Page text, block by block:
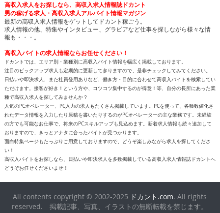
求人情報の他、特集やインタビュー、グラビアなど仕事を探しながら様々な情
報も・・・。
高収入バイトの求人情報ならお任せください！
ドカントでは、エリア別・業種別に高収入バイト情報を幅広く掲載しております。
日払いや即決求人、また社員登用ありなど、働き方・目的に合わせて高収入バイトを検索してい
ただけます。接客が好き！という方や、コツコツ集中するのが得意！等、自分の長所にあった業
種で高収入求人を探してみませんか？
人気のPCオペレーター、PC入力の求人もたくさん掲載しています。PCを使って、各種数値化さ
れたデータ情報を入力したり原稿を書いたりするのがPCオペレーターの主な業務です。未経験
の方でも可能なお仕事で、将来のPCスキルアップも見込めます。新着求人情報も続々追加して
おりますので、きっとアナタに合ったバイトが見つかります。
面白特集ページもたっぷりご用意しておりますので、どうぞ楽しみながら求人を探してくださ
い！
高収入バイトをお探しなら、日払いや即決求人を多数掲載している高収入求人情報誌ドカントへ
どうぞお任せくださいませ！
All contents copyright © 2002-2025
reserved. 掲載記事、写真、イラストの無断転載を禁じます。